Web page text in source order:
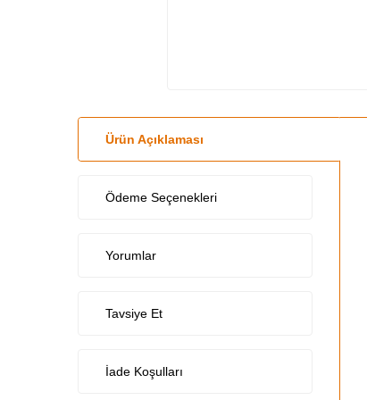
Ürün Açıklaması
Ödeme Seçenekleri
Yorumlar
Tavsiye Et
İade Koşulları